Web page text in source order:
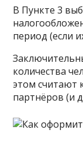
В Пункте 3
период (если
количества
этом считают
партнёров (и